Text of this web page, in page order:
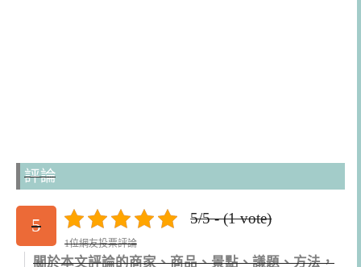
評論
5 5/5 - (1 vote)
1位網友投票評論
關於本文評論的商家、商品、景點、議題、方法，